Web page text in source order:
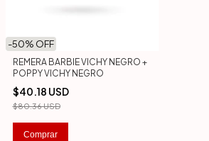
-50% OFF
REMERA BARBIE VICHY NEGRO +
POPPY VICHY NEGRO
$40.18 USD
$80.36 USD
Comprar